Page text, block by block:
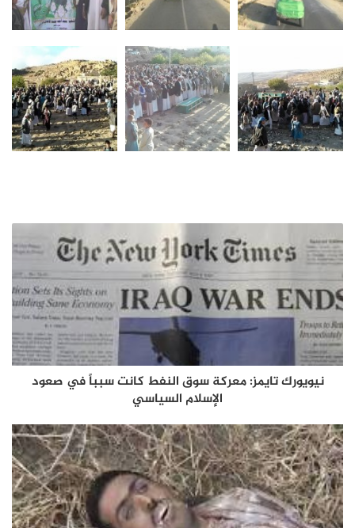
نيويورك تايمز: معركة سوق النفط كانت سبباً في صعود
الإسلام السياسي